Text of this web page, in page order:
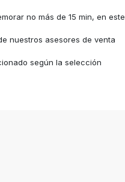
no más de 15 min, en este
nuestros asesores de venta
según la selección